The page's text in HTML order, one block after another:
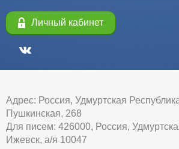
Личный кабинет
Адрес: Россия, Удмуртская
Пушкинская, 268
Для писем: 426000, Россия,
Ижевск, а/я 10047